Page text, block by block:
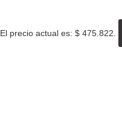
El precio actual es: $ 475.822.